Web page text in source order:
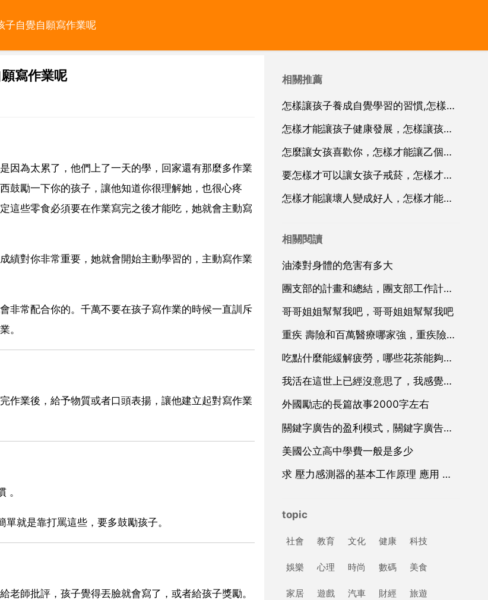
子自覺自願寫作業呢
寫作業呢
因為太累了，他們上了一天的學，回家還有那麼多作業
鼓勵一下你的孩子，讓他知道你很理解她，也很心疼
這些零食必須要在作業寫完之後才能吃，她就會主動寫
績對你非常重要，她就會開始主動學習的，主動寫作業
非常配合你的。千萬不要在孩子寫作業的時候一直訓斥
。
作業後，給予物質或者口頭表揚，讓他建立起對寫作業
。
就是靠打罵這些，要多鼓勵孩子。
師批評，孩子覺得丟臉就會寫了，或者給孩子獎勵。
相關推薦
怎樣讓孩子養成自覺學習的習慣,怎樣才能讓孩子自覺學習
怎樣才能讓孩子健康發展，怎樣讓孩子身心健康發展
怎麼讓女孩喜歡你，怎樣才能讓乙個女孩子喜歡你
要怎樣才可以讓女孩子戒菸，怎樣才能讓女孩子戒菸
怎樣才能讓壞人變成好人，怎樣才能讓乙個壞人變成好人？
相關閱讀
油漆對身體的危害有多大
團支部的計畫和總結，團支部工作計畫總結
哥哥姐姐幫幫我吧，哥哥姐姐幫幫我吧
重疾 壽險和百萬醫療哪家強，重疾險和百萬醫療險哪個好？應該怎麼選？
吃點什麼能緩解疲勞，哪些花茶能夠緩解疲勞
我活在這世上已經沒意思了，我感覺我活在這個世上沒意思，孫華萍，我走了，祝你在這個世上過的幸福
外國勵志的長篇故事2000字左右
關鍵字廣告的盈利模式，關鍵字廣告廣告
美國公立高中學費一般是多少
求 壓力感測器的基本工作原理 應用 和設計 方面的資料
topic
社會 教育 文化 健康 科技
娛樂 心理 時尚 數碼 美食
家居 遊戲 汽車 財經 旅遊